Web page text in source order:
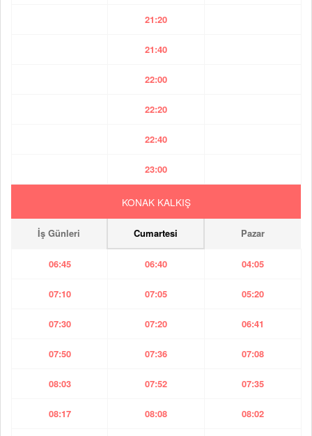
21:20
21:40
22:00
22:20
22:40
23:00
KONAK KALKIŞ
İş Günleri Cumartesi Pazar
06:45 06:40 04:05
07:10 07:05 05:20
07:30 07:20 06:41
07:50 07:36 07:08
08:03 07:52 07:35
08:17 08:08 08:02